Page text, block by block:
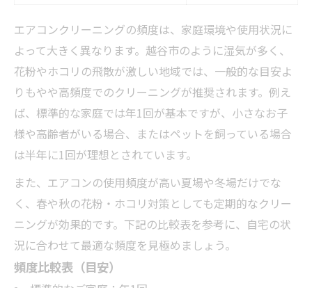
電気代アップや故障リスクの実態とは
長期放置のエアコンクリーニング必要性
10年放置後のおすすめ対策ステップ
自分で掃除と業者依頼の違いを知る
自分で掃除と業者依頼の違いを一覧で比較
エアコンクリーニングの効果を左右するポ
イント
自分で掃除する場合の注意点
依頼先選びの判断基準と頻度の関係
越谷で無駄なく賢く行うエアコンクリーニング
越谷市で賢く選ぶエアコンクリーニング相
エアコンクリーニングの頻度は、家庭環境や使用状況に
よって大きく異なります。越谷市のように湿気が多く、
花粉やホコリの飛散が激しい地域では、一般的な目安よ
りもやや高頻度でのクリーニングが推奨されます。例え
ば、標準的な家庭では年1回が基本ですが、小さなお子
様や高齢者がいる場合、またはペットを飼っている場合
は半年に1回が理想とされています。
また、エアコンの使用頻度が高い夏場や冬場だけでな
く、春や秋の花粉・ホコリ対策としても定期的なクリー
ニングが効果的です。下記の比較表を参考に、自宅の状
況に合わせて最適な頻度を見極めましょう。
頻度比較表（目安）